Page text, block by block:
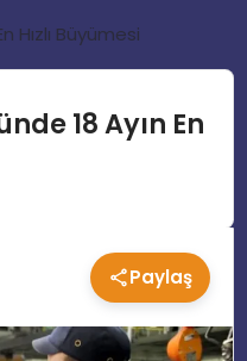
Hızlı Büyümesi
18 Ayın En
Paylaş